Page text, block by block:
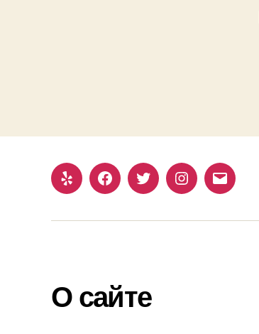
Yelp FacebookTwitterInstagram
Email
О сайте